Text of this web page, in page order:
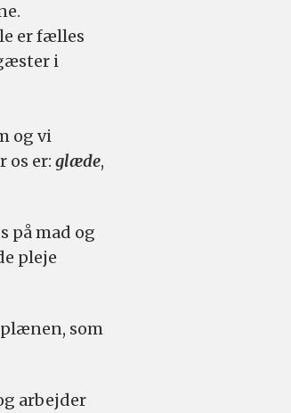
er fælles
i
og vi
os er:glæde,
på mad og
pleje
som
arbejder